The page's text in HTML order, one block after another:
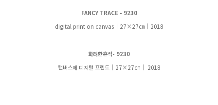
FANCY TRACE - 9230
digital print on canvas｜27 ×27㎝ 2018
화려한흔적- 9230
캔버스에 디지털 프린트 ｜27 ×27㎝ 2018